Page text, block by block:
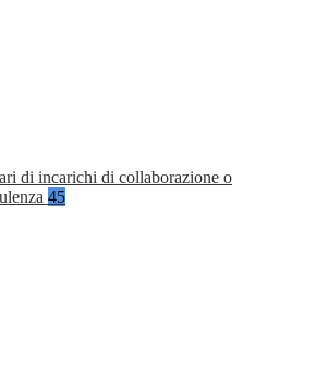
di incarichi di collaborazione o
45